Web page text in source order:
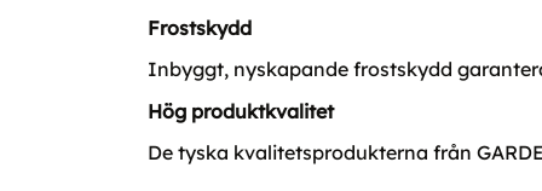
Frostskydd
Inbyggt, nyskapande frostskydd
Hög produktkvalitet
De tyska kvalitetsprodukterna från